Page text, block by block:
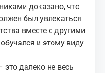
доказано, что
был увлекаться
вместе с другими
и этому виду
это далеко не весь